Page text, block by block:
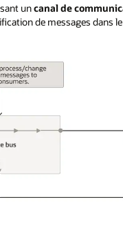
uncanal de
de messages dans